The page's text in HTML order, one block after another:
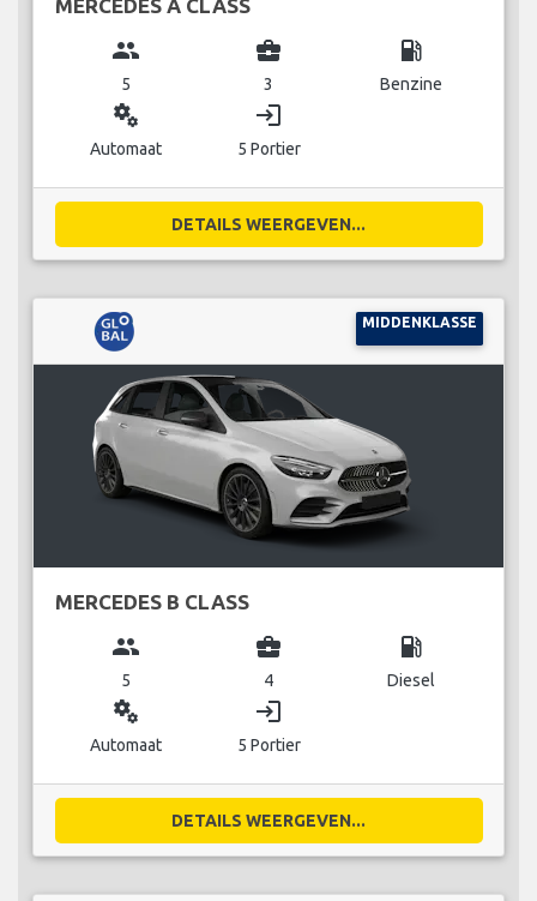
MERCEDES A CLASS
group
5
business_center
3
local_gas_station
Benzine
miscellaneous_services
Automaat
login
5 Portier
DETAILS WEERGEVEN...
MIDDENKLASSE
MERCEDES B CLASS
group
5
business_center
4
local_gas_station
Diesel
miscellaneous_services
Automaat
login
5 Portier
DETAILS WEERGEVEN...